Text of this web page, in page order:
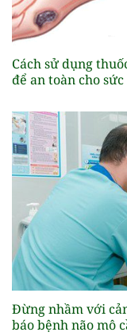
Cách sử dụng
để an toàn cho sức
Đừng nhầm với
báo bệnh não mô